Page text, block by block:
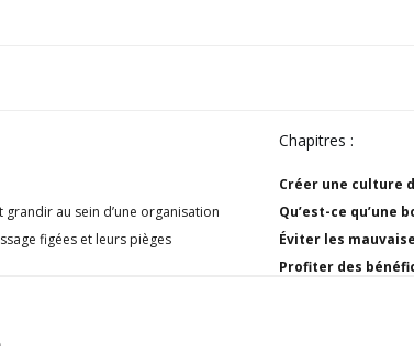
au sein d’une organisation
figées et leurs pièges
Chapitres :
Créer une culture
Qu’est-ce qu’une
Éviter les
Profiter des